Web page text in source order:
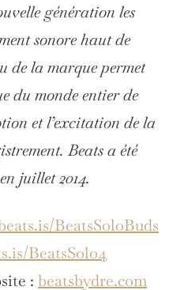
génération les
sonore haut de
de la marque permet
du monde entier de
et l’excitation de la
Beats a été
juillet 2014.
BeatsSoloBuds
BeatsSolo4
: beatsbydre.com